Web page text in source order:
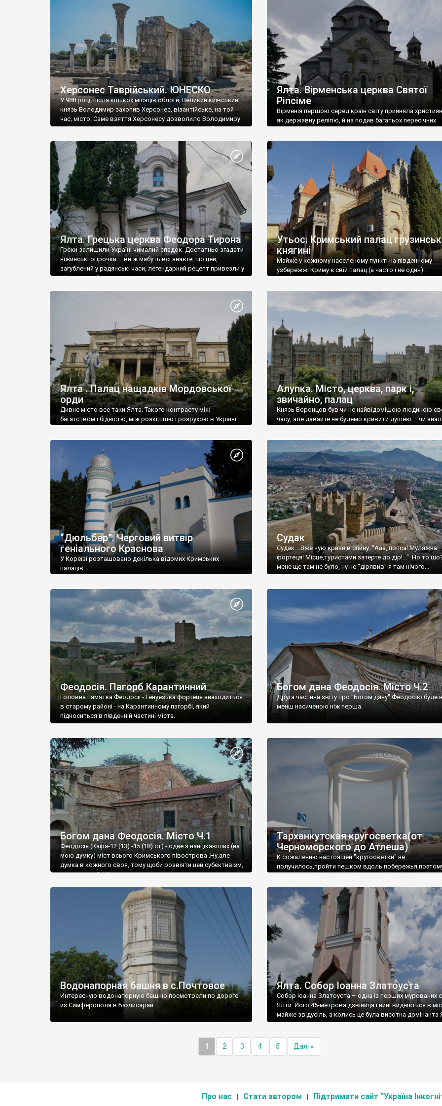
візантійської доби. Раритети викрадені з фондів об’єкту
культурної спадщини ЮНЕСКО «Херсонеса Таврійського».
Офіційно – на виставку «Золото Візантії», але експерти та
влада в Україні вважають це лише […]
називаються «повстяками» (postaki)…” “Вино. Крим
виробляє відмінне вино і його вдосталь: воно все
легке біле і дуже […]
Херсонес Таврійський. ЮНЕСКО
У 988 році, після кількох місяців облоги, Великий київський
князь Володимир захопив Херсонес, візантійське, на той
час, місто. Саме взяття Херсонесу дозволило Володимиру
диктувати свої умови візантійському імператору Василю ІІ,
Херсонесі Володимир-язичник, став Василем-
християнином. А потім було Хрещення Русі. На честь
Херсонесу Таврійського названо місто […]
Ялта. Вірменська церква Святої
Ріпсіме
Вірменія першою серед країн світу прийняла
як державну релігію, й на подив багатьох пересічних
Ялта. Грецька церква Феодора Тирона
Греки залишили Україні чималий спадок. Достатньо згадати
ніжинські огірочки – ви ж мабуть всі знаєте, що цей,
загублений у радянські часи, легендарний рецепт привезли у
Ніжин греки?
Утьос. Кримський палац
княгині
Майже у кожному населеному пункті на південному
узбережжі Криму є свій палац (а часто і не один).
Ялта . Палац нащадків Мордовської
орди
Дивне місто все таки Ялта. Такого контрасту між
багатством і бідністю, між розкішшю і розрухою в Україні
Алупка. Місто, церква, парк і,
звичайно, палац
Князь Воронцов був чи не найвідомішою людиною
часу, але давайте не будемо кривити душею – чи
“Дюльбер”. Черговий витвір
геніального Краснова
У Кореїзі розташовано декілька відомих Кримських
палаців.
Судак
Судак... Вже чую крики в спину: "Ааа, попса! Муляжна
фортеця! Місце,туристами затерте до дір!..." Но то
мене ще там не було, ну не "дірявив" я там нічого...
принаймні до цього літа.
Феодосія. Пагорб Карантинний
Головна памятка Феодосії - Генуезька фортеця знаходиться
в старому районі - на Карантинному пагорбі, який
підноситься в південній частині міста.
Богом дана Феодосія. Місто Ч.2
Друга частина звіту про "Богом дану" Феодосію буде
менш насиченою ніж перша.
Богом дана Феодосія. Місто Ч.1
Феодосія (Кафа-12 (13) -15 (18) ст) - одне з найцікавіших (на
мою думку) міст всього Кримського півострова .Ну,але
думка в кожного своя, тому щоби розвіяти цей субєктивізм,
запрошую відвідати це
Тарханкутская кругосветка(от
Черноморского до Атлеша)
К сожалению настоящей "кругосветки" не
получилось,пройти пешком вдоль
Водонапорная башня в с.Почтовое
Интересную водонапорную башню посмотрели по дороге
из Симферополя в Бахчисарай.
Ялта. Собор Іоанна Златоуста
Собор Іоанна Златоуста – одна із перших мурованих
Ялти. Його 45-метрова дзвіниця і нині видніється в
майже звідусіль, а колись це була висотна домінанта
1 2 3 4 5 Далі »
Про нас Стати автором Підтримати сайт “Україна